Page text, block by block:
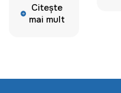
Citește
mai mult